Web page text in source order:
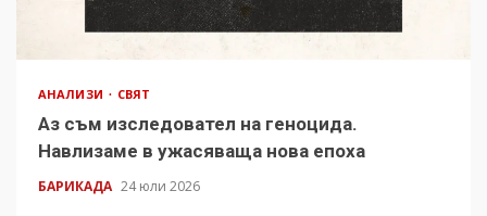
АНАЛИЗИ СВЯТ
Аз съм изследовател на геноцида.
Навлизаме в ужасяваща нова епоха
БАРИКАДА 24 юли 2026